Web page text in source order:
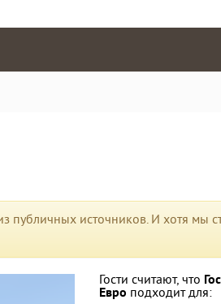
публичных источников. И хотя мы
Гости считают, что
Евро подходит для: